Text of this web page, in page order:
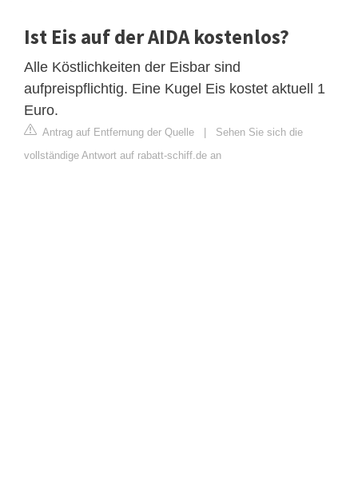
Ist Eis auf der AIDA kostenlos?
Alle Köstlichkeiten der Eisbar sind
aufpreispflichtig. Eine Kugel Eis kostet aktuell 1
Euro.
Antrag auf Entfernung der Quelle | Sehen Sie sich die
vollständige Antwort auf rabatt-schiff.de an